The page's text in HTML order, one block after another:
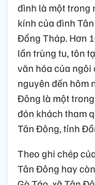
đình là một trong
kính của đình
Đồng Tháp. Hơn
lần trùng tu, tôn
văn hóa của ngôi
nguyên đến hôm
Đông là một
đón khách tham
Tân Đông, tỉnh
Theo ghi chép
Tân Đông hay